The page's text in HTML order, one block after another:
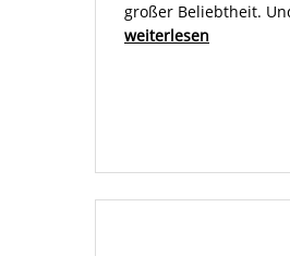
großer Beliebtheit.
weiterlesen